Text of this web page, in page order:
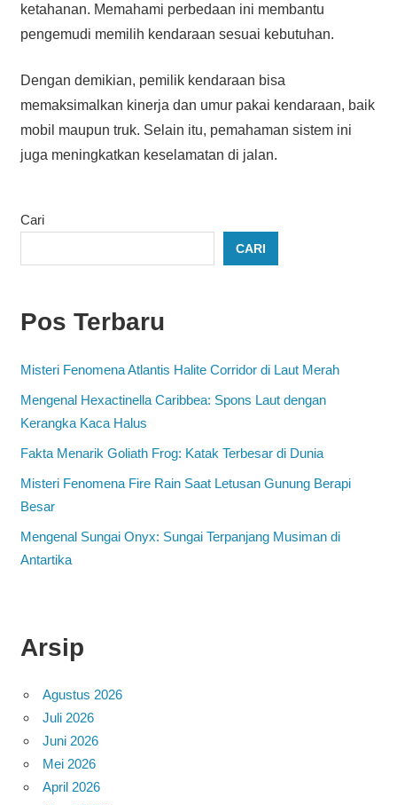
ketahanan. Memahami perbedaan ini membantu
pengemudi memilih kendaraan sesuai kebutuhan.
Dengan demikian, pemilik kendaraan bisa
memaksimalkan kinerja dan umur pakai kendaraan, baik
mobil maupun truk. Selain itu, pemahaman sistem ini
juga meningkatkan keselamatan di jalan.
Cari
CARI
Pos Terbaru
Misteri Fenomena Atlantis Halite Corridor di Laut Merah
Mengenal Hexactinella Caribbea: Spons Laut dengan
Kerangka Kaca Halus
Fakta Menarik Goliath Frog: Katak Terbesar di Dunia
Misteri Fenomena Fire Rain Saat Letusan Gunung Berapi
Besar
Mengenal Sungai Onyx: Sungai Terpanjang Musiman di
Antartika
Arsip
Agustus 2026
Juli 2026
Juni 2026
Mei 2026
April 2026